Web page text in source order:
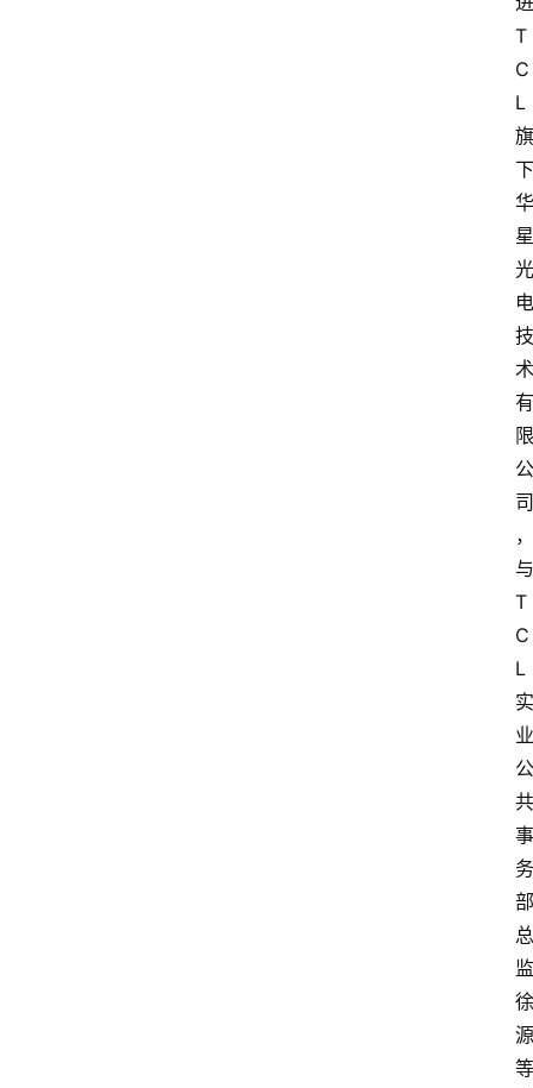
T
C
L
旗
下
华
星
光
电
技
术
有
限
公
司
，
与
T
C
L
实
业
公
共
事
务
部
总
监
徐
源
等